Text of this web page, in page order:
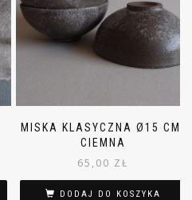
MISKA KLASYCZNA Ø15 CM.
CIEMNA
65,00 ZŁ
DODAJ DO KOSZYKA